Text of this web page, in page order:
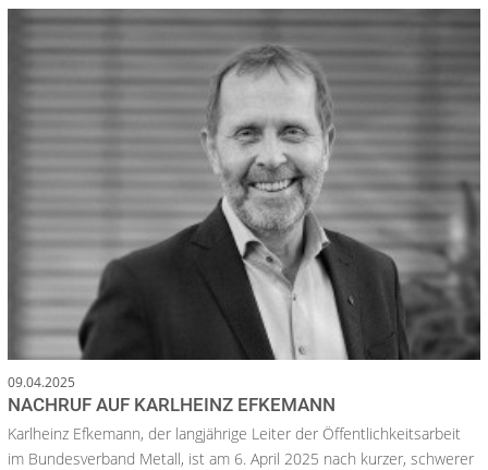
09.04.2025
NACHRUF AUF KARLHEINZ EFKEMANN
Karlheinz Efkemann, der langjährige Leiter der Öffentlichkeitsarbeit
im Bundesverband Metall, ist am 6. April 2025 nach kurzer, schwerer